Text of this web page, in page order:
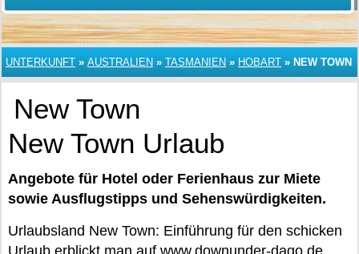
UNTERKUNFT » AUSTRALIEN » TASMANIEN » HOBART » NEW TOWN
New Town
New Town Urlaub
Angebote für Hotel oder Ferienhaus zur Miete
sowie Ausflugstipps und Sehenswürdigkeiten.
Urlaubsland New Town: Einführung für den schicken
Urlaub erblickt man auf www.downunder-dago.de.